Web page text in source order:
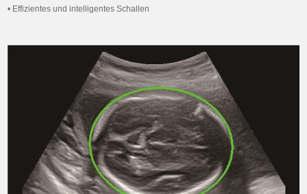
• Effizientes und intelligentes Schallen